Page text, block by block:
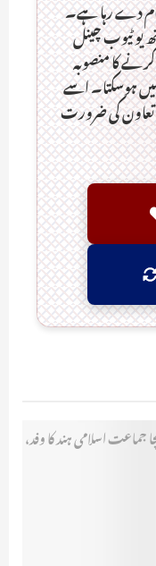
دے رہا ہے۔
ٹیوب چینل
کا منصوبہ
ہوسکتا۔ اسے
کی ضرورت